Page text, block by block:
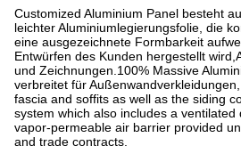
Customized Aluminium Panel besteht
leichter Aluminiumlegierungsfolie, die
eine ausgezeichnete Formbarkeit
Entwürfen des Kunden hergestellt
und Zeichnungen.100% Massive
verbreitet für
fascia and soffits as well as the siding
system which also includes a ventilated
vapor-permeable air barrier provided
and trade contracts.